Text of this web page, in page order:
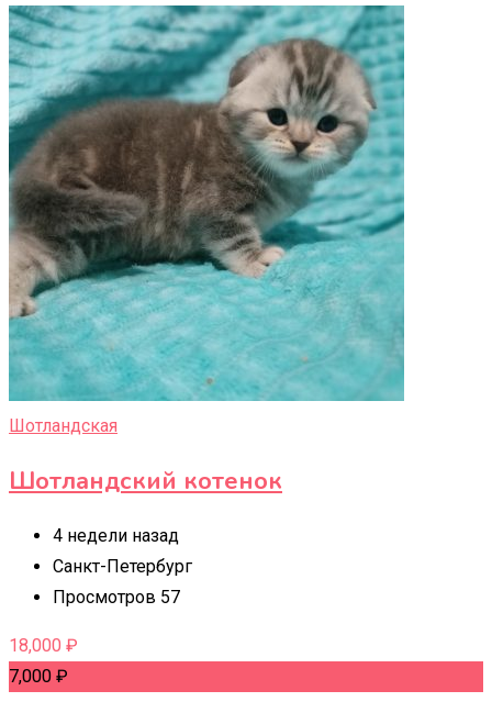
Шотландская
Шотландский котенок
4 недели назад
Санкт-Петербург
Просмотров 57
18,000 ₽
7,000 ₽